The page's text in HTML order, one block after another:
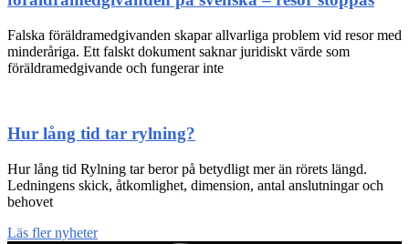
Falska föräldramedgivanden skapar allvarliga problem vid resor med
minderåriga. Ett falskt dokument saknar juridiskt värde som
föräldramedgivande och fungerar inte
Hur lång tid tar rylning?
Hur lång tid Rylning tar beror på betydligt mer än rörets längd.
Ledningens skick, åtkomlighet, dimension, antal anslutningar och
behovet
Läs fler nyheter